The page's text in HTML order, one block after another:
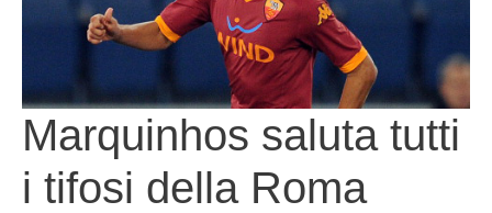
Marquinhos saluta tutti
i tifosi della Roma